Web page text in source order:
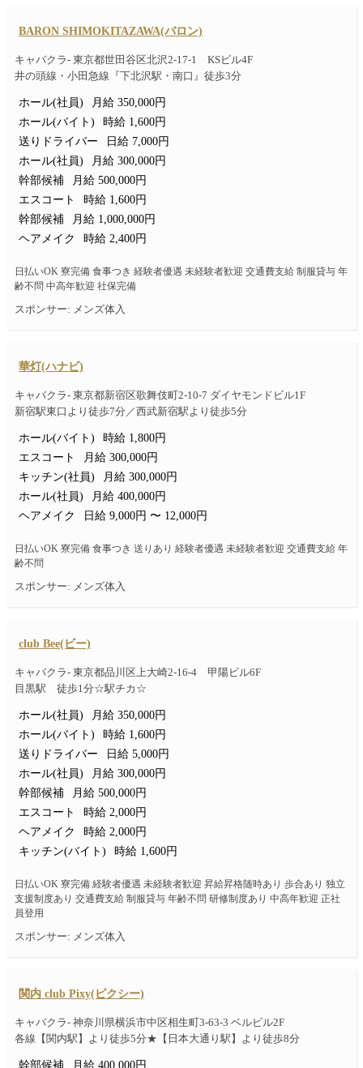
BARON SHIMOKITAZAWA(バロン)
キャバクラ- 東京都世田谷区北沢2-17-1 KSビル4F
井の頭線・小田急線『下北沢駅・南口』徒歩3分
ホール(社員)
月給 350,000円
ホール(バイト)
時給 1,600円
送りドライバー
日給 7,000円
ホール(社員)
月給 300,000円
幹部候補
月給 500,000円
エスコート
時給 1,600円
幹部候補
月給 1,000,000円
ヘアメイク
時給 2,400円
日払いOK 寮完備 食事つき 経験者優遇 未経験者歓迎 交通費支給 制服貸与 年
齢不問 中高年歓迎 社保完備
スポンサー: メンズ体入
華灯(ハナビ)
キャバクラ- 東京都新宿区歌舞伎町2-10-7 ダイヤモンドビル1F
新宿駅東口より徒歩7分／西武新宿駅より徒歩5分
ホール(バイト)
時給 1,800円
エスコート
月給 300,000円
キッチン(社員)
月給 300,000円
ホール(社員)
月給 400,000円
ヘアメイク
日給 9,000円 〜 12,000円
日払いOK 寮完備 食事つき 送りあり 経験者優遇 未経験者歓迎 交通費支給 年
齢不問
スポンサー: メンズ体入
club Bee(ビー)
キャバクラ- 東京都品川区上大崎2-16-4 甲陽ビル6F
目黒駅 徒歩1分☆駅チカ☆
ホール(社員)
月給 350,000円
ホール(バイト)
時給 1,600円
送りドライバー
日給 5,000円
ホール(社員)
月給 300,000円
幹部候補
月給 500,000円
エスコート
時給 2,000円
ヘアメイク
時給 2,000円
キッチン(バイト)
時給 1,600円
日払いOK 寮完備 経験者優遇 未経験者歓迎 昇給昇格随時あり 歩合あり 独立
支援制度あり 交通費支給 制服貸与 年齢不問 研修制度あり 中高年歓迎 正社
員登用
スポンサー: メンズ体入
関内 club Pixy(ピクシー)
キャバクラ- 神奈川県横浜市中区相生町3-63-3 ベルビル2F
各線【関内駅】より徒歩5分★【日本大通り駅】より徒歩8分
幹部候補 月給 400,000円